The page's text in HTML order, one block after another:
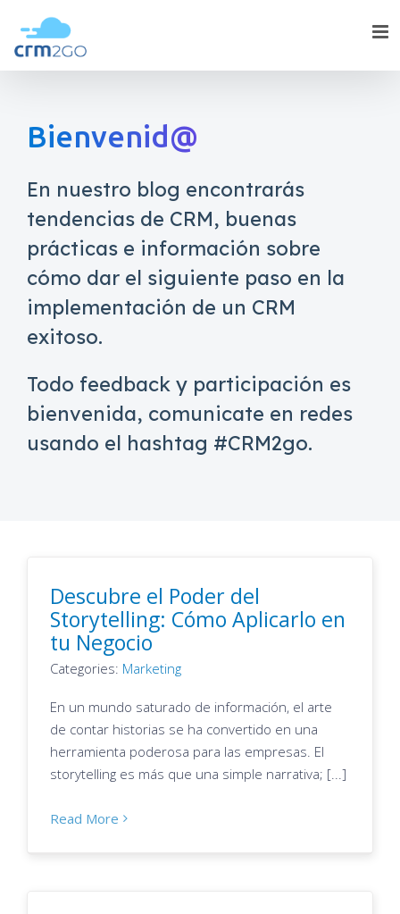
content
Bienvenid@
En nuestro blog encontrarás
tendencias de CRM, buenas
prácticas e información sobre
cómo dar el siguiente paso en la
implementación de un CRM
exitoso.
Todo feedback y participación es
bienvenida, comunicate en redes
usando el hashtag #CRM2go.
Descubre el Poder del
Storytelling: Cómo Aplicarlo en
tu Negocio
Categories: Marketing
En un mundo saturado de información, el arte
de contar historias se ha convertido en una
herramienta poderosa para las empresas. El
storytelling es más que una simple narrativa; [...]
Read More